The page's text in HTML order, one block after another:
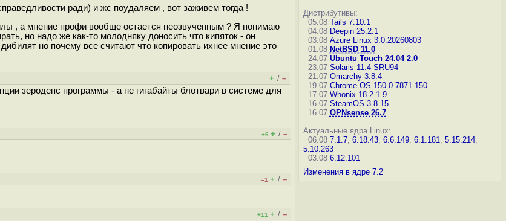
ради) и жс поудаляем , вот заживем тогда !
, а мнение профи вообще остается неозвученным ? Я понимаю
но надо же как-то молодняку доносить что кипяток - он
но почему все считают что копировать ихнее мнение это
+ / –
зеродепс программы - а не гигабайты блотвари в системе для
+6 + / –
–1 + / –
+11 + / –
Дистрибутивы:
05.08 Tails 7.10.1
04.08 Deepin 25.2.1
03.08 Azure Linux 3.0.20260803
01.08 NetBSD 11.0
24.07 Ubuntu Touch 24.04 2.0
23.07 Solaris 11.4 SRU94
21.07 Omarchy 3.8.4
19.07 Chrome OS 150.0.7871.150
17.07 Whonix 18.2.1.9
16.07 SteamOS 3.8.15
16.07 OPNsense 26.7
Актуальные ядра Linux:
06.08 7.1.7, 6.18.43, 6.6.149, 6.1.181, 5.15.214,
5.10.263
03.08 6.12.101
Изменения в ядре 7.2